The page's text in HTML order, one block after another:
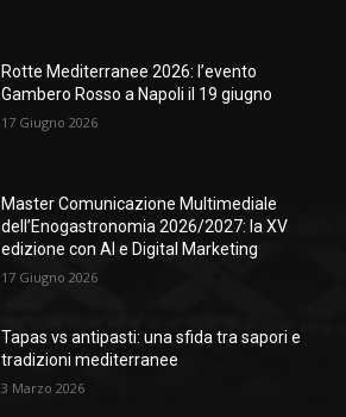
Rotte Mediterranee 2026: l’evento
Gambero Rosso a Napoli il 19 giugno
17 Giugno 2026
Master Comunicazione Multimediale
dell’Enogastronomia 2026/2027: la XV
edizione con AI e Digital Marketing
17 Giugno 2026
Tapas vs antipasti: una sfida tra sapori e
tradizioni mediterranee
3 Marzo 2026